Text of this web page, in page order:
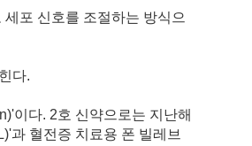
포 신호를 조절하는 방식으
다.
이다. 2호 신약으로는 지난해
과 혈전증 치료용 폰 빌레브